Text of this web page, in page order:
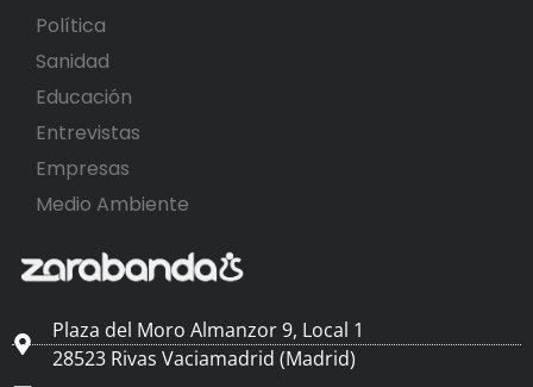
Política
Sanidad
Educación
Entrevistas
Empresas
Medio Ambiente
Plaza del Moro Almanzor 9, Local 1
28523 Rivas Vaciamadrid (Madrid)